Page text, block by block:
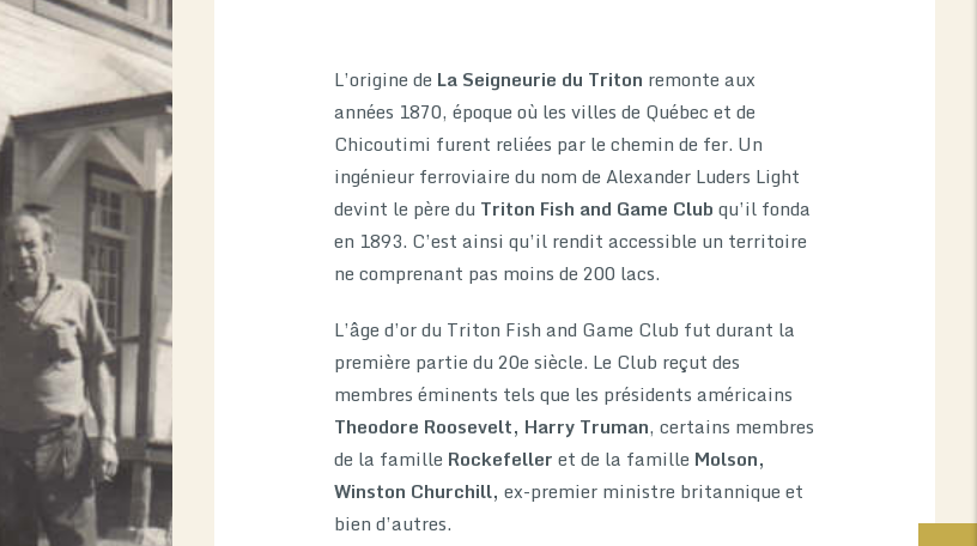
L’origine de La Seigneurie du Triton remonte aux
années 1870, époque où les villes de Québec et de
Chicoutimi furent reliées par le chemin de fer. Un
ingénieur ferroviaire du nom de Alexander Luders Light
devint le père du Triton Fish and Game Club qu’il fonda
en 1893. C’est ainsi qu’il rendit accessible un territoire
ne comprenant pas moins de 200 lacs.
L’âge d’or du Triton Fish and Game Club fut durant la
première partie du 20e siècle. Le Club reçut des
membres éminents tels que les présidents américains
Theodore Roosevelt, Harry Truman, certains membres
de la famille Rockefeller et de la famille Molson,
Winston Churchill, ex-premier ministre britannique et
bien d’autres.